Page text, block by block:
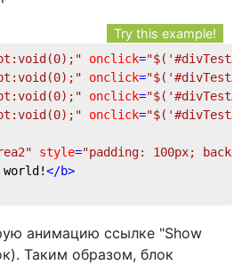
Try this example!
onclick=
onclick=
onclick=
onclick=
style="padding: 100px;
</b>
анимацию ссылке "Show
Таким образом, блок